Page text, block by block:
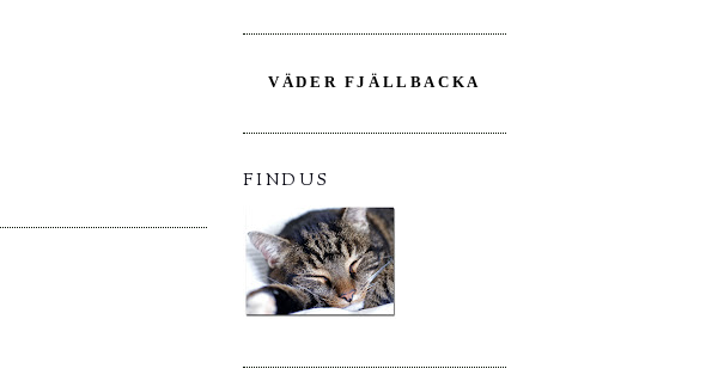
VÄDER FJÄLLBACKA
FINDUS